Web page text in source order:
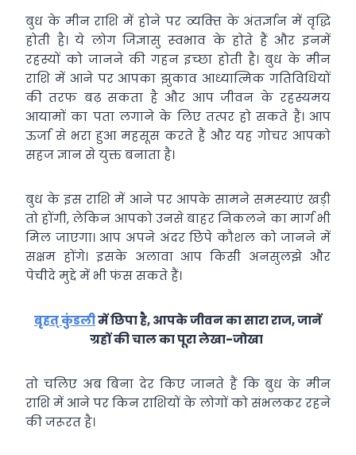
बुध के मीन राशि में होने पर व्‍यक्‍ति के अंतर्ज्ञान में वृद्धि
होती है। ये लोग जिज्ञासु स्‍वभाव के होते हैं और इनमें
रहस्यों को जानने की गहन इच्‍छा होती है। बुध के मीन
राशि में आने पर आपका झुकाव आध्यात्मिक गतिविधियों
की तरफ बढ़ सकता है और आप जीवन के रहस्यमय
आयामों का पता लगाने के लिए तत्पर हो सकते हैं। आप
ऊर्जा से भरा हुआ महसूस करते हैं और यह गोचर आपको
सहज ज्ञान से युक्त बनाता है।
बुध के इस राशि में आने पर आपके सामने समस्‍याएं खड़ी
तो होंगी, लेकिन आपको उनसे बाहर निकलने का मार्ग भी
मिल जाएगा। आप अपने अंदर छिपे कौशल को जानने में
सक्षम होंगे। इसके अलावा आप किसी अनसुलझे और
पेचीदे मुद्दे में भी फंस सकते हैं।
बृहत् कुंडलीमें छिपा है, आपके जीवन का सारा राज, जानें
ग्रहों की चाल का पूरा लेखा-जोखा
तो चलिए अब बिना देर किए जानते हैं कि बुध के मीन
राशि में आने पर किन राशियों के लोगों को संभलकर रहने
की जरूरत है।